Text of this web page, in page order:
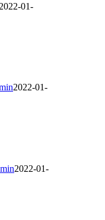
2022-01-
2022-01-
2022-01-